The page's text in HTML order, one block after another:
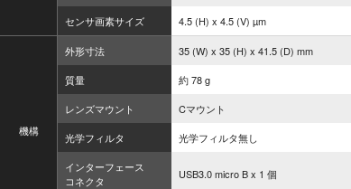
センサ画素サイズ
4.5 (H) x 4.5 (V) µm
機構
外形寸法
35 (W) x 35 (H) x 41.5 (D) mm
質量
約 78 g
レンズマウント
Cマウント
光学フィルタ
光学フィルタ無し
インターフェース
コネクタ
USB3.0 micro B x 1 個